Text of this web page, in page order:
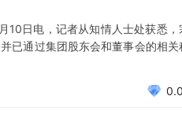
10日电，记者从知情人士处获悉，
已通过集团股东会和董事会的相关